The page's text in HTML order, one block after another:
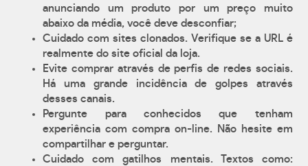
anunciando um produto por um preço muito
abaixo da média, você deve desconfiar;
Cuidado com sites clonados. Verifique se a URL é
realmente do site oficial da loja.
Evite comprar através de perfis de redes sociais.
Há uma grande incidência de golpes através
desses canais.
Pergunte para conhecidos que tenham
experiência com compra on-line. Não hesite em
compartilhar e perguntar.
Cuidado com gatilhos mentais. Textos como: